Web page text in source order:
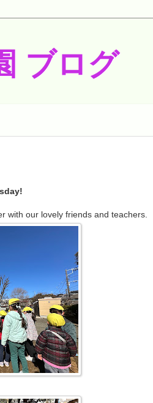
ブログ
with our lovely friends and teachers.